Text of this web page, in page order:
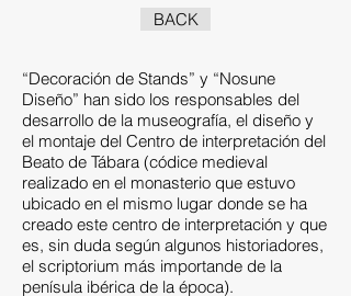
BACK
“Decoración de Stands” y “Nosune
Diseño” han sido los responsables del
desarrollo de la museografía, el diseño y
el montaje del Centro de interpretación del
Beato de Tábara (códice medieval
realizado en el monasterio que estuvo
ubicado en el mismo lugar donde se ha
creado este centro de interpretación y que
es, sin duda según algunos historiadores,
el scriptorium más importande de la
penísula ibérica de la época).